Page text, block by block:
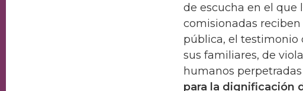
de escucha en el que
comisionadas
pública, el testimonio
sus familiares, de
humanos perpetradas
para la dignificación